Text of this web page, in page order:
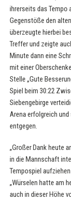
ihrerseits das Tempo
Gegenstöße den
überzeugte hierbei
Treffer und zeigte
Minute dann eine
mit einer
Stelle „Gute
Spiel beim 30:22
Siebengebirge
Arena erfolgreich
entgegen.
„Großer Dank heute
in die Mannschaft
Tempospiel
„Würselen hatte am
auch in dieser Höhe